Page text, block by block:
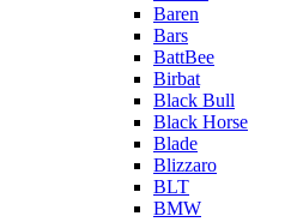
Baren
Bars
BattBee
Birbat
Black Bull
Black Horse
Blade
Blizzaro
BLT
BMW